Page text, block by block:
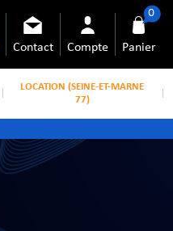
Contact Compte Panier
0
LOCATION (SEINE-ET-MARNE
77)